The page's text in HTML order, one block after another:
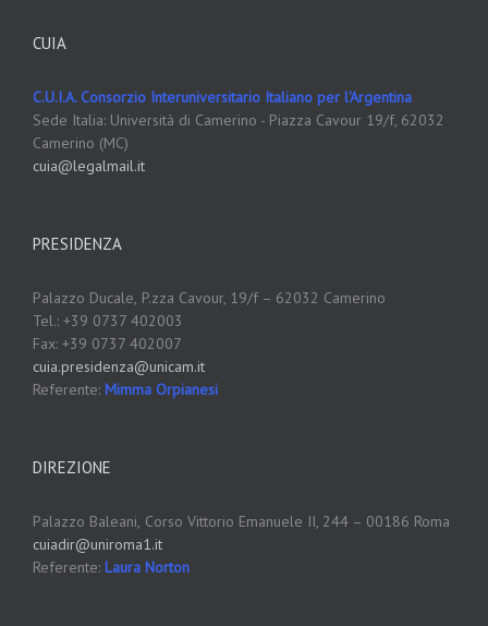
CUIA
C.U.I.A. Consorzio Interuniversitario Italiano per l'Argentina
Sede Italia: Università di Camerino - Piazza Cavour 19/f, 62032
Camerino (MC)
cuia@legalmail.it
PRESIDENZA
Palazzo Ducale, P.zza Cavour, 19/f – 62032 Camerino
Tel.: +39 0737 402003
Fax: +39 0737 402007
cuia.presidenza@unicam.it
Referente: Mimma Orpianesi
DIREZIONE
Palazzo Baleani, Corso Vittorio Emanuele II, 244 – 00186 Roma
cuiadir@uniroma1.it
Referente: Laura Norton